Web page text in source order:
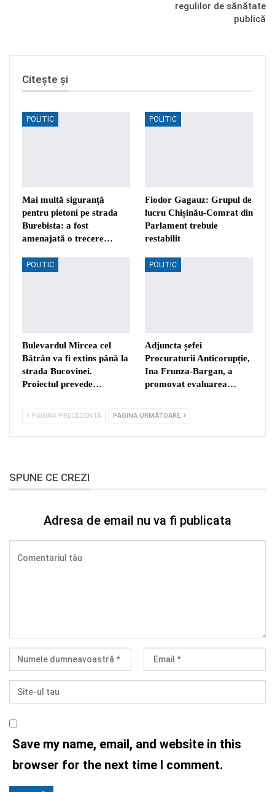
regulilor de sănătate
publică
Citește și
POLITIC
Mai multă siguranță
pentru pietoni pe strada
Burebista: a fost
amenajată o trecere…
POLITIC
Fiodor Gagauz: Grupul de
lucru Chișinău-Comrat din
Parlament trebuie
restabilit
POLITIC
Bulevardul Mircea cel
Bătrân va fi extins până la
strada Bucovinei.
Proiectul prevede…
POLITIC
Adjuncta șefei
Procuraturii Anticorupție,
Ina Frunza-Bargan, a
promovat evaluarea…
PAGINA PRECEDENTĂ PAGINA URMĂTOARE
SPUNE CE CREZI
Adresa de email nu va fi publicata
Save my name, email, and website in this
browser for the next time I comment.